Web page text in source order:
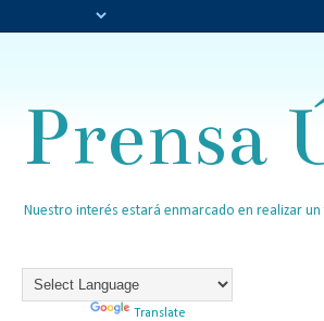
Prensa
Nuestro interés estará enmarcado en realizar
Translate